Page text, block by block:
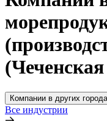
Компании в других
Все индустрии